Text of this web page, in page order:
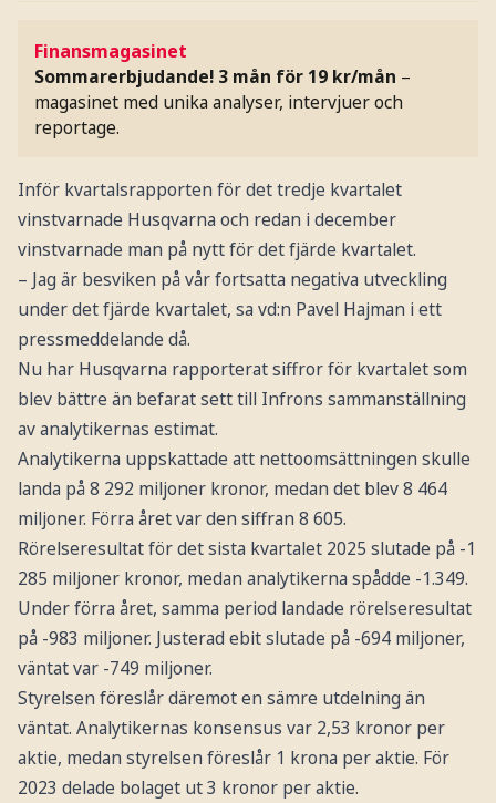
Finansmagasinet
Sommarerbjudande! 3 mån för 19 kr/mån –
magasinet med unika analyser, intervjuer och
reportage.
Inför kvartalsrapporten för det tredje kvartalet
vinstvarnade Husqvarna och redan i december
vinstvarnade man på nytt för det fjärde kvartalet.
– Jag är besviken på vår fortsatta negativa utveckling
under det fjärde kvartalet, sa vd:n Pavel Hajman i ett
pressmeddelande då.
Nu har Husqvarna rapporterat siffror för kvartalet som
blev bättre än befarat sett till Infrons sammanställning
av analytikernas estimat.
Analytikerna uppskattade att nettoomsättningen skulle
landa på 8 292 miljoner kronor, medan det blev 8 464
miljoner. Förra året var den siffran 8 605.
Rörelseresultat för det sista kvartalet 2025 slutade på -1
285 miljoner kronor, medan analytikerna spådde -1.349.
Under förra året, samma period landade rörelseresultat
på -983 miljoner. Justerad ebit slutade på -694 miljoner,
väntat var -749 miljoner.
Styrelsen föreslår däremot en sämre utdelning än
väntat. Analytikernas konsensus var 2,53 kronor per
aktie, medan styrelsen föreslår 1 krona per aktie. För
2023 delade bolaget ut 3 kronor per aktie.